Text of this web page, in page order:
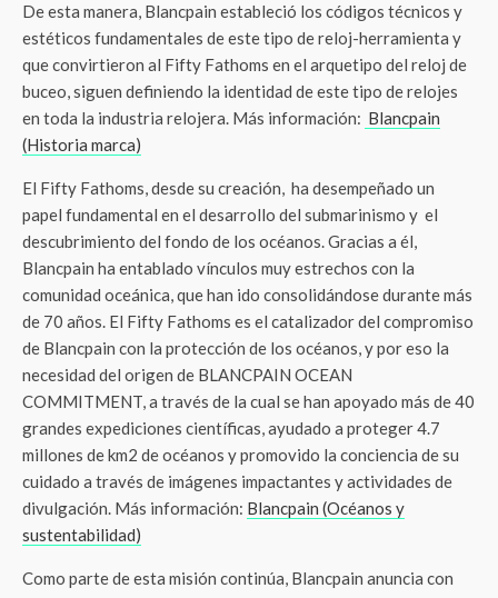
De esta manera, Blancpain estableció los códigos técnicos y
estéticos fundamentales de este tipo de reloj-herramienta y
que convirtieron al Fifty Fathoms en el arquetipo del reloj de
buceo, siguen definiendo la identidad de este tipo de relojes
en toda la industria relojera. Más información: Blancpain
(Historia marca)
El Fifty Fathoms, desde su creación, ha desempeñado un
papel fundamental en el desarrollo del submarinismo y el
descubrimiento del fondo de los océanos. Gracias a él,
Blancpain ha entablado vínculos muy estrechos con la
comunidad oceánica, que han ido consolidándose durante más
de 70 años. El Fifty Fathoms es el catalizador del compromiso
de Blancpain con la protección de los océanos, y por eso la
necesidad del origen de BLANCPAIN OCEAN
COMMITMENT, a través de la cual se han apoyado más de 40
grandes expediciones científicas, ayudado a proteger 4.7
millones de km2 de océanos y promovido la conciencia de su
cuidado a través de imágenes impactantes y actividades de
divulgación. Más información: Blancpain (Océanos y
sustentabilidad)
Como parte de esta misión continúa, Blancpain anuncia con